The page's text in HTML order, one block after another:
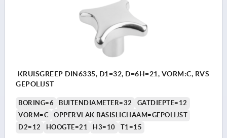
KRUISGREEP DIN6335, D1=32, D=6H=21, VORM:C, RVS
GEPOLIJST
BORING=6 BUITENDIAMETER=32
GATDIEPTE=12
VORM=C
OPPERVLAK BASISLICHAAM=GEPOLIJST
D2=12
HOOGTE=21 H3=10 T1=15